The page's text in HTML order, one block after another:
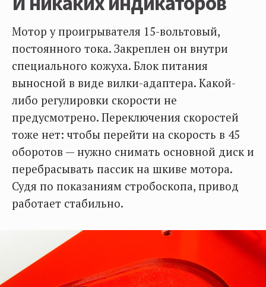
Мотор у проигрывателя 15-вольтовый,
постоянного тока. Закреплен он внутри
специального кожуха. Блок питания
выносной в виде вилки-адаптера. Какой-
либо регулировки скорости не
предусмотрено. Переключения скоростей
тоже нет: чтобы перейти на скорость в 45
оборотов — нужно снимать основной диск и
перебрасывать пассик на шкиве мотора.
Судя по показаниям стробоскопа, привод
работает стабильно.